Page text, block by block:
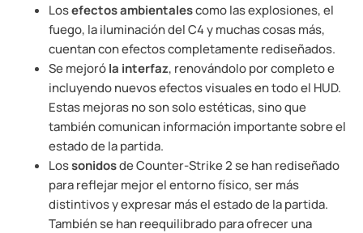
Losefectos ambientalescomo las explosiones, el
fuego, la iluminación del C4 y muchas cosas más,
cuentan con efectos completamente rediseñados.
Se mejoróla interfaz, renovándolo por completo e
incluyendo nuevos efectos visuales en todo el HUD.
Estas mejoras no son solo estéticas, sino que
también comunican información importante sobre el
estado de la partida.
Lossonidosde Counter-Strike 2 se han rediseñado
para reflejar mejor el entorno físico, ser más
distintivos y expresar más el estado de la partida.
También se han reequilibrado para ofrecer una